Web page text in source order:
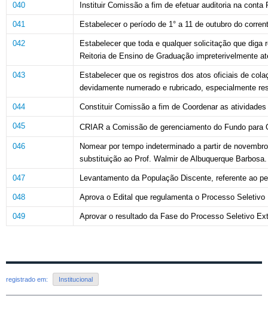
040 Instituir Comissão a fim de efetuar auditoria na conta
041 Estabelecer o período de 1° a 11 de outubro do
042 Estabelecer que toda e qualquer solicitação que diga
Reitoria de Ensino de Graduação impreterivelmente
043 Estabelecer que os registros dos atos oficiais de
devidamente numerado e rubricado, especialmente
044 Constituir Comissão a fim de Coordenar as
045 CRIAR a Comissão de gerenciamento do Fundo para
046
Nomear por tempo indeterminado a partir de
substituição ao Prof. Walmir de Albuquerque Barbosa.
047 Levantamento da População Discente, referente ao
048 Aprova o Edital que regulamenta o Processo Seletivo
049 Aprovar o resultado da Fase do Processo Seletivo
registrado em: Institucional